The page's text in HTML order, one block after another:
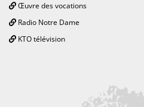
Œuvre des vocations
Radio Notre Dame
KTO télévision